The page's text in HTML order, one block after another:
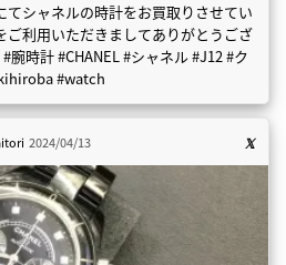
てシャネルの時計をお買取りさせてい
ご利用いただきましてありがとうござ
腕時計 #CHANEL #シャネル #J12 #ク
#watch
2024/04/13